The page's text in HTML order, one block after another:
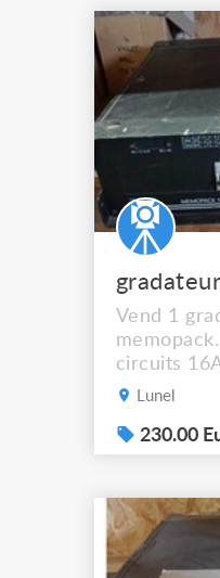
Vend 1
circuits
circuit prix
Lunel
230.00